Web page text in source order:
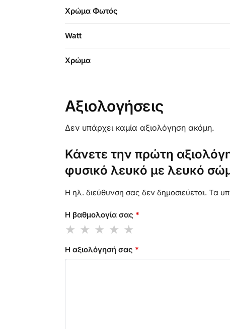
Χρώμα Φωτός
Watt
Χρώμα
Αξιολογήσεις
Δεν υπάρχει καμία αξιολόγηση ακόμη.
Κάνετε την πρώτη
φυσικό λευκό με λευκό
Η ηλ. διεύθυνση σας δεν δημοσιεύεται. Τα
Η βαθμολογία σας *
Η αξιολόγησή σας *